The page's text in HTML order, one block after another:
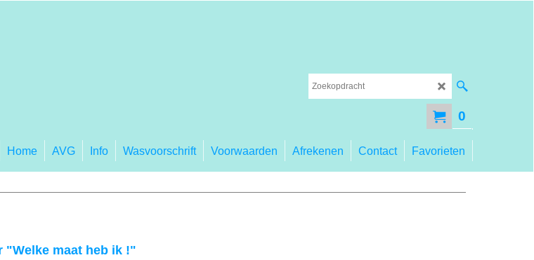
0
Home AVG Info Wasvoorschrift Voorwaarden Afrekenen Contact Favorieten
"Welke maat heb ik !"